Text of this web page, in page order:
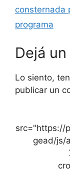
consternada
programa
Dejá
Lo siento,
publicar un
src="https://
gead/js/